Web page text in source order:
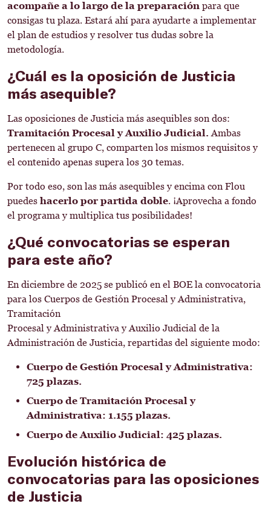
acompañe a lo largo de la preparación para que
consigas tu plaza. Estará ahí para ayudarte a implementar
el plan de estudios y resolver tus dudas sobre la
metodología.
¿Cuál es la oposición de Justicia
más asequible?
Las oposiciones de Justicia más asequibles son dos:
Tramitación Procesal y Auxilio Judicial. Ambas
pertenecen al grupo C, comparten los mismos requisitos y
el contenido apenas supera los 30 temas.
Por todo eso, son las más asequibles y encima con Flou
puedes hacerlo por partida doble. ¡Aprovecha a fondo
el programa y multiplica tus posibilidades!
¿Qué convocatorias se esperan
para este año?
En diciembre de 2025 se publicó en el BOE la convocatoria
para los Cuerpos de Gestión Procesal y Administrativa,
Tramitación
Procesal y Administrativa y Auxilio Judicial de la
Administración de Justicia, repartidas del siguiente modo:
Cuerpo de Gestión Procesal y Administrativa:
725 plazas.
Cuerpo de Tramitación Procesal y
Administrativa: 1.155 plazas.
Cuerpo de Auxilio Judicial: 425 plazas.
Evolución histórica de
convocatorias para las oposiciones
de Justicia